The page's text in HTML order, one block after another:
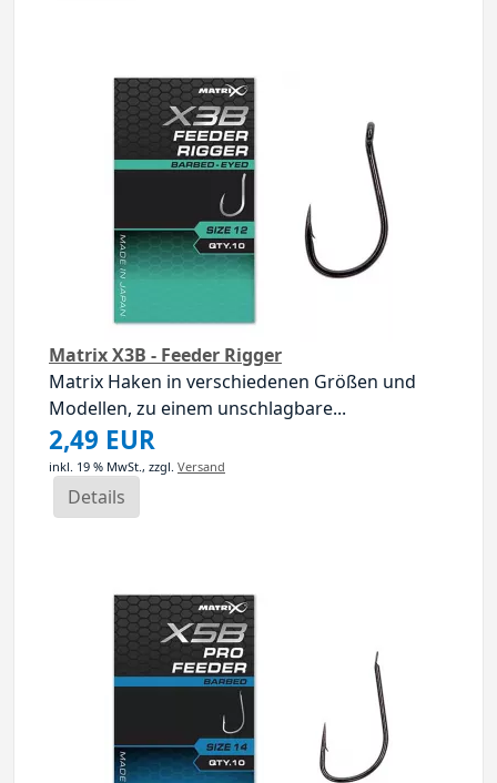
Matrix X3B - Feeder Rigger
Matrix Haken in verschiedenen Größen und
Modellen, zu einem unschlagbare...
2,49 EUR
inkl. 19 % MwSt., zzgl. Versand
Details